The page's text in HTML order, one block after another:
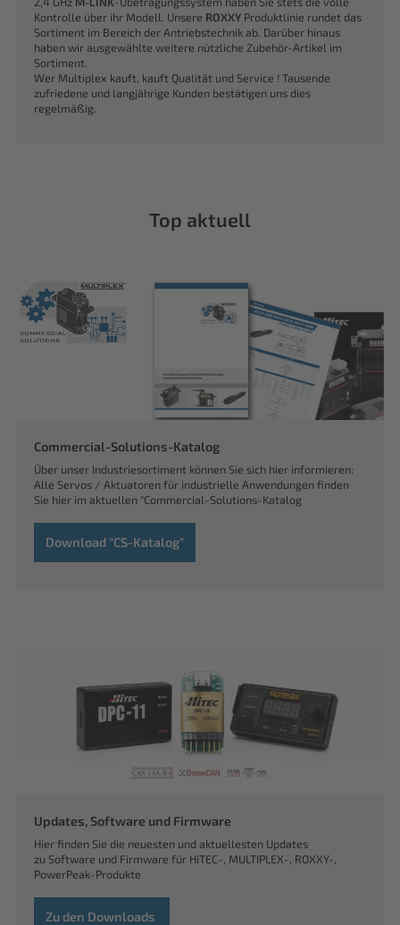
Kontrolle über ihr Modell. Unsere ROXXY Produktlinie rundet das
Sortiment im Bereich der Antriebstechnik ab. Darüber hinaus
haben wir ausgewählte weitere nützliche Zubehör-Artikel im
Sortiment.
Wer Multiplex kauft, kauft Qualität und Service ! Tausende
zufriedene und langjährige Kunden bestätigen uns dies
regelmäßig.
Top aktuell
Commercial-Solutions-Katalog
Über unser Industriesortiment können Sie sich hier informieren:
Alle Servos / Aktuatoren für industrielle Anwendungen finden
Sie hier im aktuellen "Commercial-Solutions-Katalog
Download "CS-Katalog"
Updates, Software und Firmware
Hier finden Sie die neuesten und aktuellesten Updates
zu Software und Firmware für HiTEC-, MULTIPLEX-, ROXXY-,
PowerPeak-Produkte
Zu den Downloads